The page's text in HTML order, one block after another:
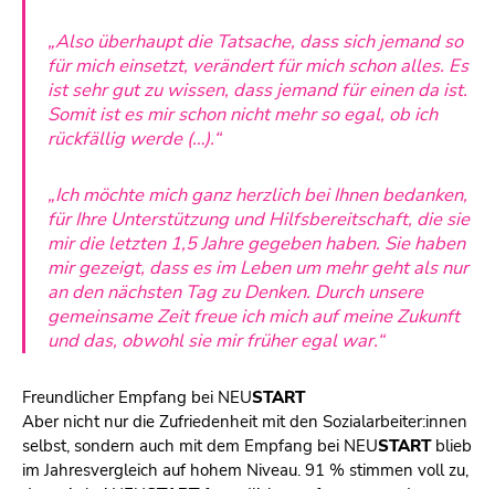
„Also überhaupt die Tatsache, dass sich jemand so
für mich einsetzt, verändert für mich schon alles. Es
ist sehr gut zu wissen, dass jemand für einen da ist.
Somit ist es mir schon nicht mehr so egal, ob ich
rückfällig werde (…).“
„Ich möchte mich ganz herzlich bei Ihnen bedanken,
für Ihre Unterstützung und Hilfsbereitschaft, die sie
mir die letzten 1,5 Jahre gegeben haben. Sie haben
mir gezeigt, dass es im Leben um mehr geht als nur
an den nächsten Tag zu Denken. Durch unsere
gemeinsame Zeit freue ich mich auf meine Zukunft
und das, obwohl sie mir früher egal war.“
Freundlicher Empfang bei NEUSTART
Aber nicht nur die Zufriedenheit mit den Sozialarbeiter:innen
selbst, sondern auch mit dem Empfang bei NEUSTARTblieb
im Jahresvergleich auf hohem Niveau. 91 % stimmen voll zu,